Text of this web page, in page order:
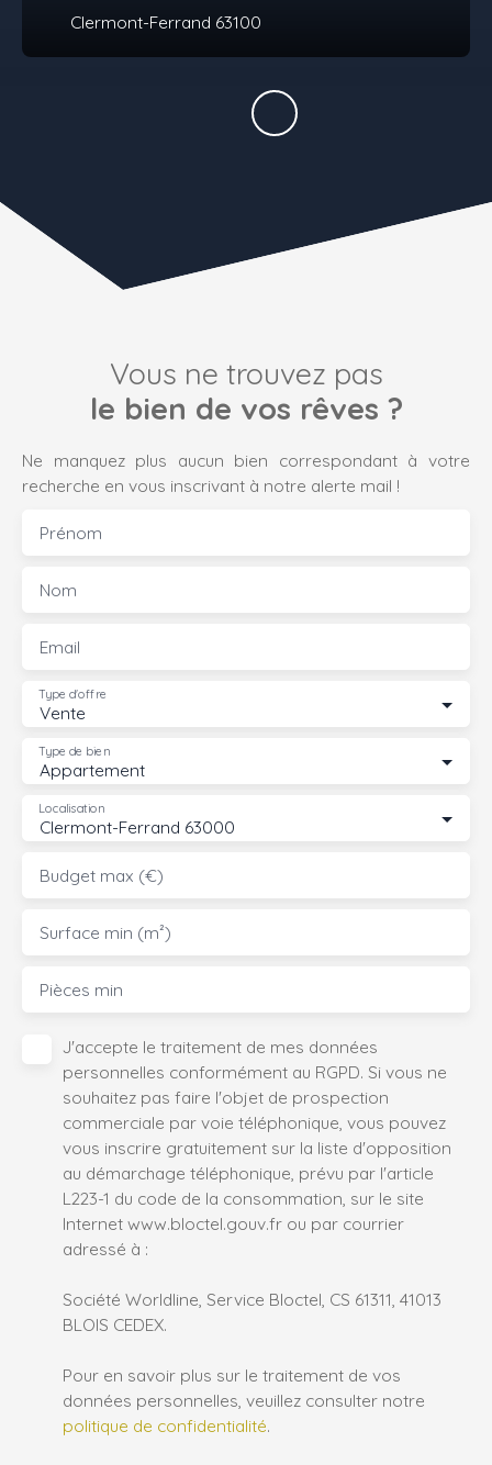
Clermont-Ferrand 63100
Vous ne trouvez pas
le bien de vos rêves ?
Ne manquez plus aucun bien correspondant à votre
recherche en vous inscrivant à notre alerte mail !
Prénom
Nom
Email
Vente
Type d'offre
Appartement
Type de bien
Clermont-Ferrand 63000
Localisation
Budget max (€)
Surface min (m²)
Pièces min
J'accepte le traitement de mes données
personnelles conformément au RGPD. Si vous ne
souhaitez pas faire l'objet de prospection
commerciale par voie téléphonique, vous pouvez
vous inscrire gratuitement sur la liste d'opposition
au démarchage téléphonique, prévu par l'article
L223-1 du code de la consommation, sur le site
Internet www.bloctel.gouv.fr ou par courrier
adressé à :
Société Worldline, Service Bloctel, CS 61311, 41013
BLOIS CEDEX.
Pour en savoir plus sur le traitement de vos
données personnelles, veuillez consulter notre
politique de confidentialité.